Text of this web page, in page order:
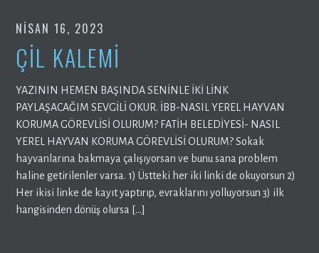
NISAN 16, 2023
ÇİL KALEMİ
YAZININ HEMEN BAŞINDA SENİNLE İKİ LİNK
PAYLAŞACAĞIM SEVGİLİ OKUR. İBB-NASIL YEREL HAYVAN
KORUMA GÖREVLİSİ OLURUM? FATİH BELEDİYESİ- NASIL
YEREL HAYVAN KORUMA GÖREVLİSİ OLURUM? Sokak
hayvanlarına bakmaya çalışıyorsan ve bunu sana problem
haline getirilenler varsa. 1) Üstteki her iki linki de okuyorsun 2)
Her ikisi linke de kayıt yaptırıp, evraklarını yolluyorsun 3) ilk
hangisinden dönüş olursa […]